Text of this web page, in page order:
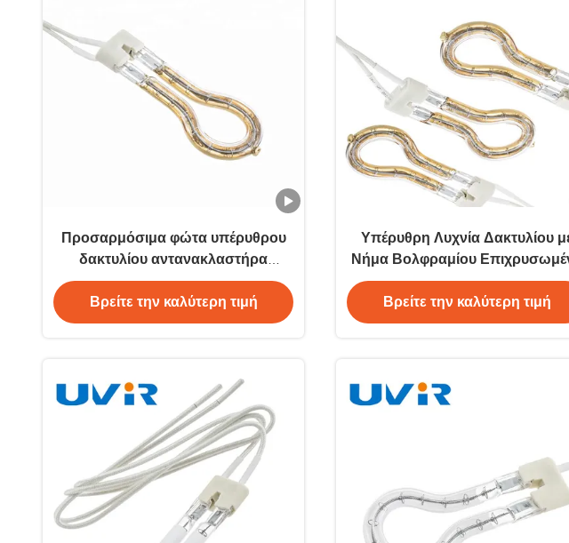
Προσαρμόσιμα φώτα υπέρυθρου
δακτυλίου αντανακλαστήρα
χρυσού με εγγύηση ενός έτους για
βιομηχανικές εφαρμογές
Βρείτε την καλύτερη τιμή
Υπέρυθρη Λυχνία Δακτυλίου
Νήμα Βολφραμίου
UVIR 450W
Βρείτε την καλύτερη τιμή